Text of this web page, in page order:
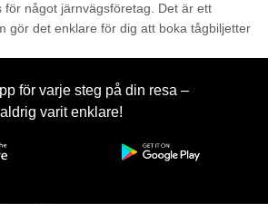
för något järnvägsföretag. Det är ett
gör det enklare för dig att boka tågbiljetter
för varje steg på din resa –
varit enklare!